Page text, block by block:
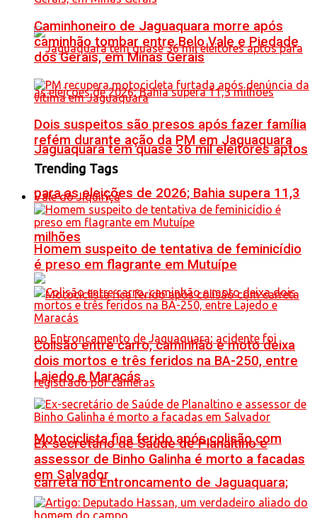
Jaguaquara tem quase 36 mil eleitores aptos
para as eleições de 2026; Bahia supera 11,3
milhões
Motociclista fica ferido após colisão com
carreta no Entroncamento de Jaguaquara;
Caminhoneiro de Jaguaquara morre após
caminhão tombar entre Belo Vale e Piedade
dos Gerais, em Minas Gerais
Dois suspeitos são presos após fazer família
refém durante ação da PM em Jaguaquara
Trending Tags
Vale do Jiquiriçá
Homem suspeito de tentativa de feminicídio
é preso em flagrante em Mutuípe
Colisão entre carro, caminhão e moto deixa
dois mortos e três feridos na BA-250, entre
Lajedo e Maracás
Ex-secretário de Saúde de Planaltino e
assessor de Binho Galinha é morto a facadas
em Salvador